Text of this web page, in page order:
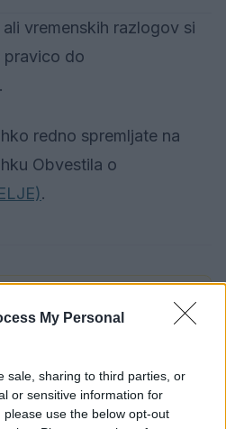
My Personal
sale, sharing to third parties, or
or sensitive information for
use the below opt-out
vremenskih razlogov si
pravico do
redno spremljate na
Obvestila o
.
za javno spodbujanje
Komentarji z žaljivimi,
komentiranja →